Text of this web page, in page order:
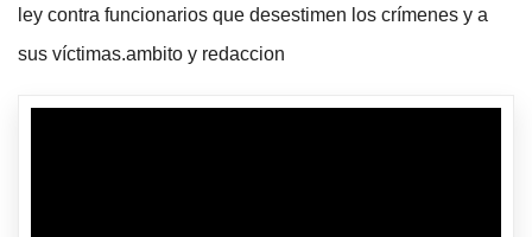
ley contra funcionarios que desestimen los crímenes y a
sus víctimas.ambito y redaccion